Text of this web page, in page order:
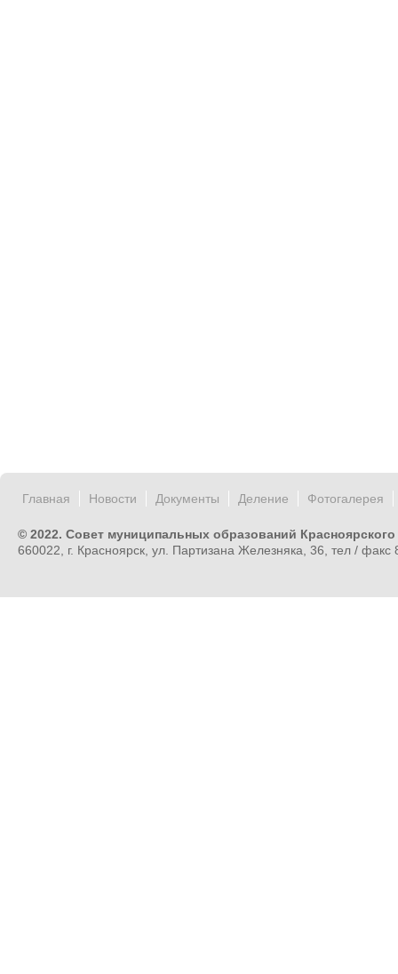
Главная Новости Документы Деление Фотогалерея
© 2022. Совет муниципальных образований Красноярского
660022, г. Красноярск, ул. Партизана Железняка, 36, тел /